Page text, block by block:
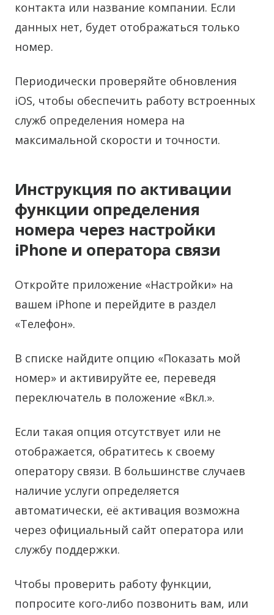
контакта или название компании. Если
данных нет, будет отображаться только
номер.
Периодически проверяйте обновления
iOS, чтобы обеспечить работу встроенных
служб определения номера на
максимальной скорости и точности.
Инструкция по активации
функции определения
номера через настройки
iPhone и оператора связи
Откройте приложение «Настройки» на
вашем iPhone и перейдите в раздел
«Телефон».
В списке найдите опцию «Показать мой
номер» и активируйте ее, переведя
переключатель в положение «Вкл.».
Если такая опция отсутствует или не
отображается, обратитесь к своему
оператору связи. В большинстве случаев
наличие услуги определяется
автоматически, её активация возможна
через официальный сайт оператора или
службу поддержки.
Чтобы проверить работу функции,
попросите кого-либо позвонить вам, или